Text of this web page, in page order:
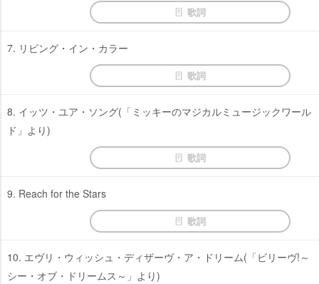
歌詞
7. リビング・イン・カラー
歌詞
8. イッツ・ユア・ソング(「ミッキーのマジカルミュージックワール
ド」より)
歌詞
9. Reach for the Stars
歌詞
10. エヴリ・ウィッシュ・ディザーヴ・ア・ドリーム(「ビリーヴ!～
シー・オブ・ドリームス～」より)